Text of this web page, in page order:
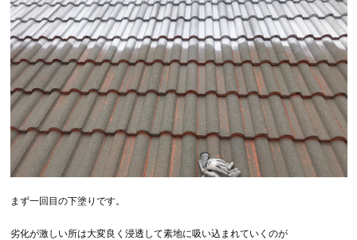
まず一回目の下塗りです。
劣化が激しい所は大変良く浸透して素地に吸い込まれていくのが